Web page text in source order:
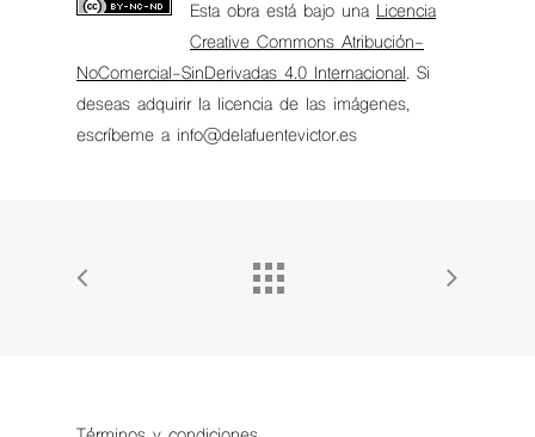
Esta obra está bajo una Licencia
Creative Commons Atribución-
NoComercial-SinDerivadas 4.0 Internacional. Si
deseas adquirir la licencia de las imágenes,
escríbeme a info@delafuentevictor.es